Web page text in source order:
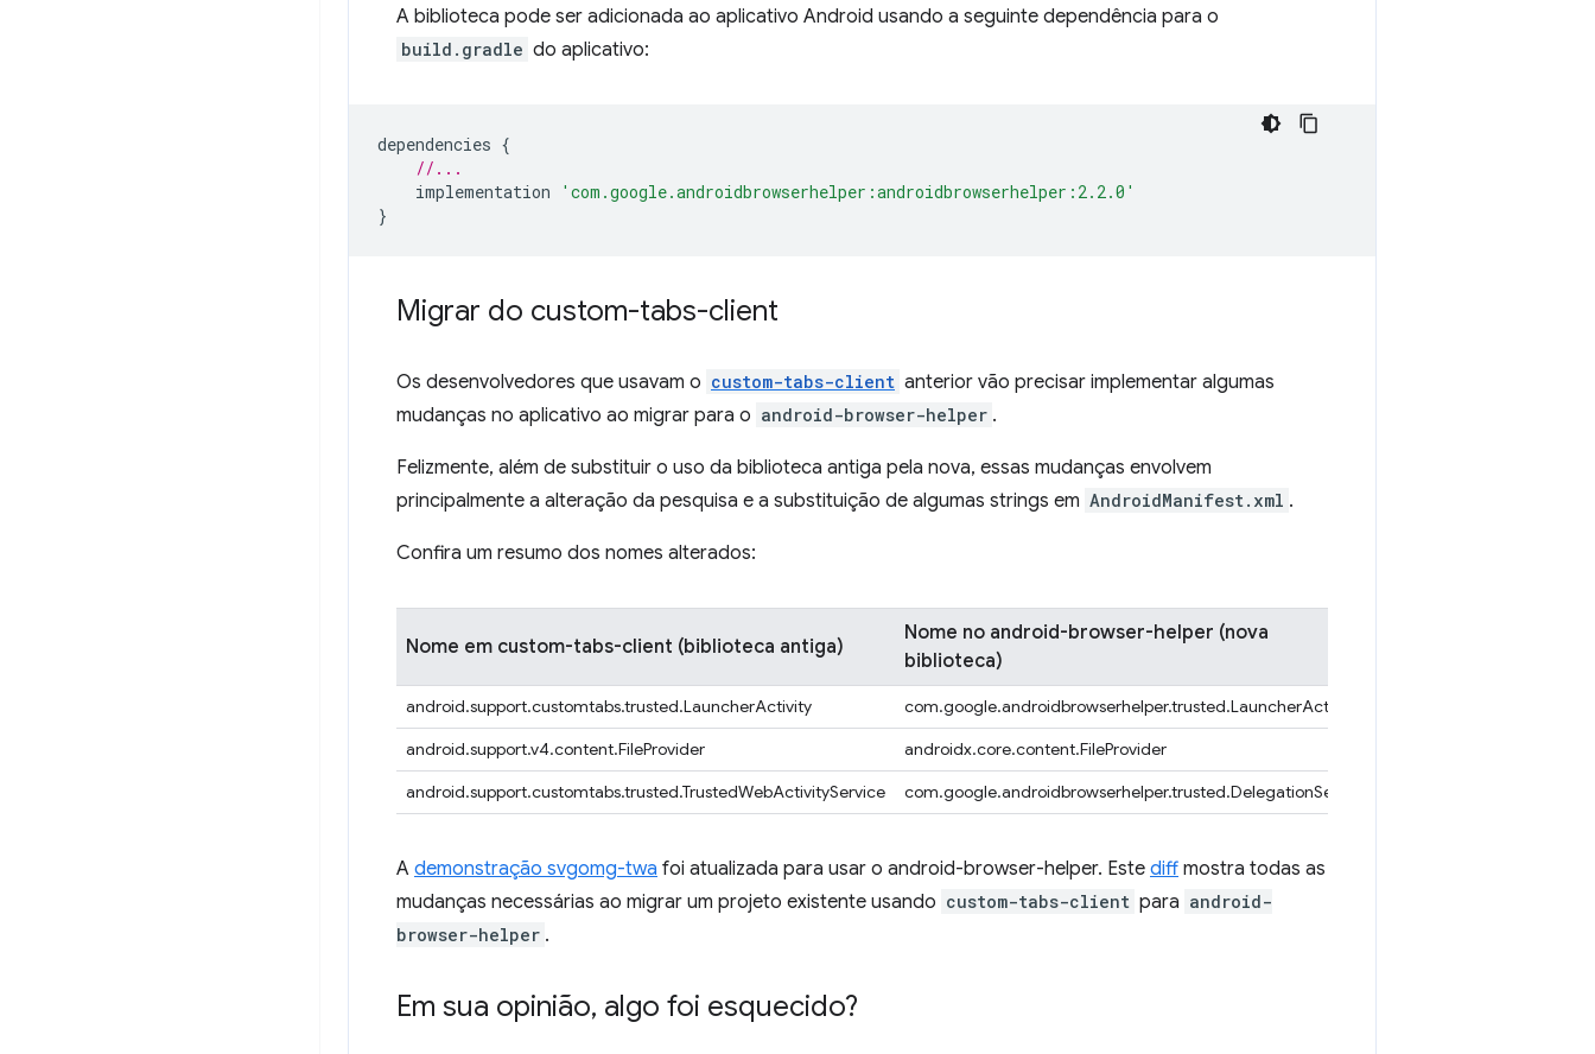
A biblioteca pode ser adicionada ao aplicativo Android usando a seguinte dependência para o
build.gradle do aplicativo:
dependencies {
//...
implementation
'com.google.androidbrowserhelper:androidbrowserhelper:2.2.0'
}
Migrar do custom-tabs-client
Os desenvolvedores que usavam o custom-tabs-client anterior vão precisar implementar algumas
mudanças no aplicativo ao migrar para o android-browser-helper .
Felizmente, além de substituir o uso da biblioteca antiga pela nova, essas mudanças envolvem
principalmente a alteração da pesquisa e a substituição de algumas strings em AndroidManifest.xml .
Confira um resumo dos nomes alterados:
Nome em custom-tabs-client (biblioteca antiga)
Nome no android-browser-helper (nova
biblioteca)
android.support.customtabs.trusted.LauncherActivity
com.google.androidbrowserhelper.trusted.LauncherActivity
android.support.v4.content.FileProvider
androidx.core.content.FileProvider
android.support.customtabs.trusted.TrustedWebActivityService
com.google.androidbrowserhelper.trusted.DelegationService
A demonstração svgomg-twa foi atualizada para usar o android-browser-helper. Este diff mostra todas as
mudanças necessárias ao migrar um projeto existente usando custom-tabs-client para android-
browser-helper .
Em sua opinião, algo foi esquecido?